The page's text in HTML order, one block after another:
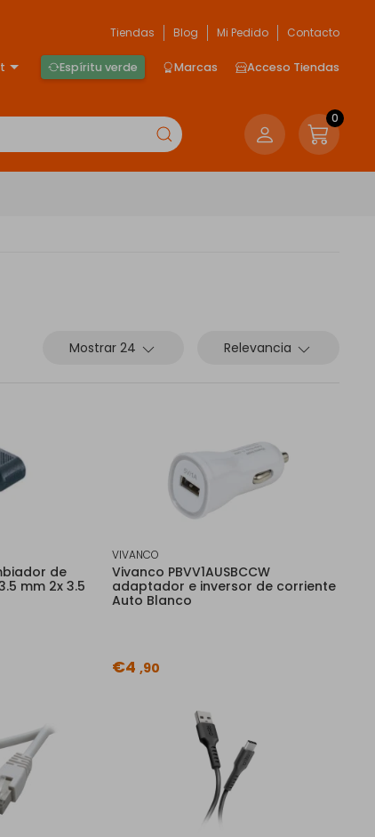
Tiendas
Blog Mi Pedido Contacto
Espíritu verde Marcas Acceso Tiendas
0
Mostrar 24 Relevancia
de
mm 2x 3.5
VIVANCO
Vivanco PBVV1AUSBCCW
adaptador e inversor de corriente
Auto Blanco
€4 ,90